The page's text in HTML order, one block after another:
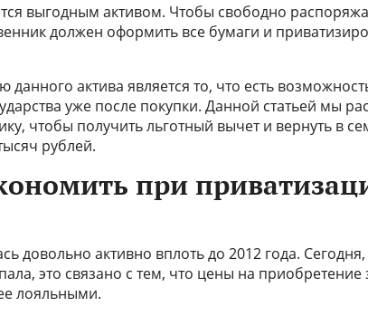
выгодным активом. Чтобы свободно
должен оформить все бумаги и
актива является то, что есть
уже после покупки. Данной статьей мы
чтобы получить льготный вычет и вернуть в
рублей.
при
довольно активно вплоть до 2012 года. Сегодня,
это связано с тем, что цены на приобретение
лояльными.